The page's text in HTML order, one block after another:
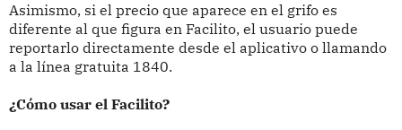
Asimismo, si el precio que aparece en el grifo es
diferente al que figura en Facilito, el usuario puede
reportarlo directamente desde el aplicativo o llamando
a la línea gratuita 1840.
¿Cómo usar el Facilito?